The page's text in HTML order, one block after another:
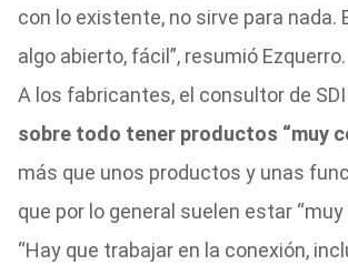
con lo existente, no sirve para nada.
algo abierto, fácil”, resumió Ezquerro.
A los fabricantes, el consultor de SDI
sobre todo tener productos “muy
más que unos productos y unas
que por lo general suelen estar “muy
“Hay que trabajar en la conexión,